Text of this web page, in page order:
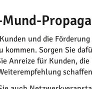
und die
Sorgen Sie
Anreize für Kunden,